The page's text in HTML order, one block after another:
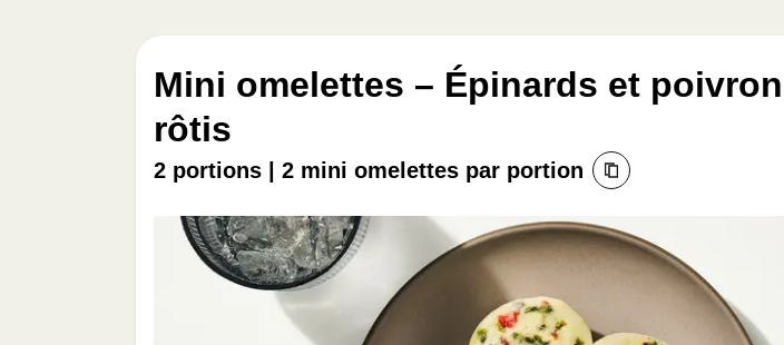
Mini omelettes – Épinards et
rôtis
2 portions | 2 mini omelettes par portion